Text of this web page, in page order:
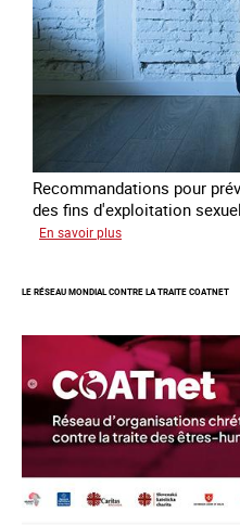
Recommandations pour
des fins d'exploitation
En savoir plus
après
loi
du
13
avril
2016
LE RÉSEAU MONDIAL CONTRE LA TRAITE COATNET